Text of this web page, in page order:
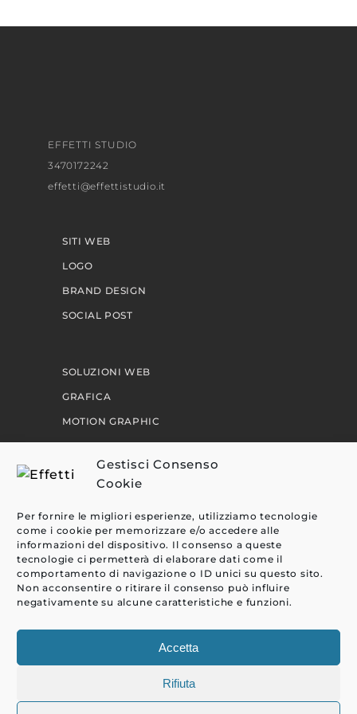
Gestisci Consenso
Cookie
Per fornire le migliori esperienze, utilizziamo tecnologie
come i cookie per memorizzare e/o accedere alle
informazioni del dispositivo. Il consenso a queste
tecnologie ci permetterà di elaborare dati come il
comportamento di navigazione o ID unici su questo sito.
Non acconsentire o ritirare il consenso può influire
negativamente su alcune caratteristiche e funzioni.
Accetta
Rifiuta
EFFETTI STUDIO
3470172242
effetti@effettistudio.it
SITI WEB
LOGO
BRAND DESIGN
SOCIAL POST
SOLUZIONI WEB
GRAFICA
MOTION GRAPHIC
PERCORSI
CLIENTI
BLOG
CONTATTI